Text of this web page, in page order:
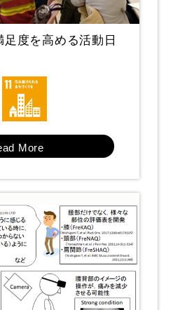
度を高める活動日
More